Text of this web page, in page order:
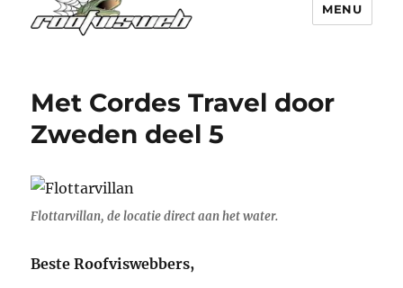
MENU
Met Cordes Travel door
Zweden deel 5
Flottarvillan, de locatie direct aan het water.
Beste Roofviswebbers,